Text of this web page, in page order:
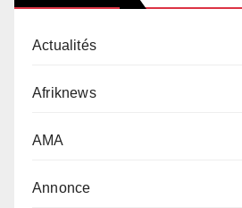
Actualités
Afriknews
AMA
Annonce